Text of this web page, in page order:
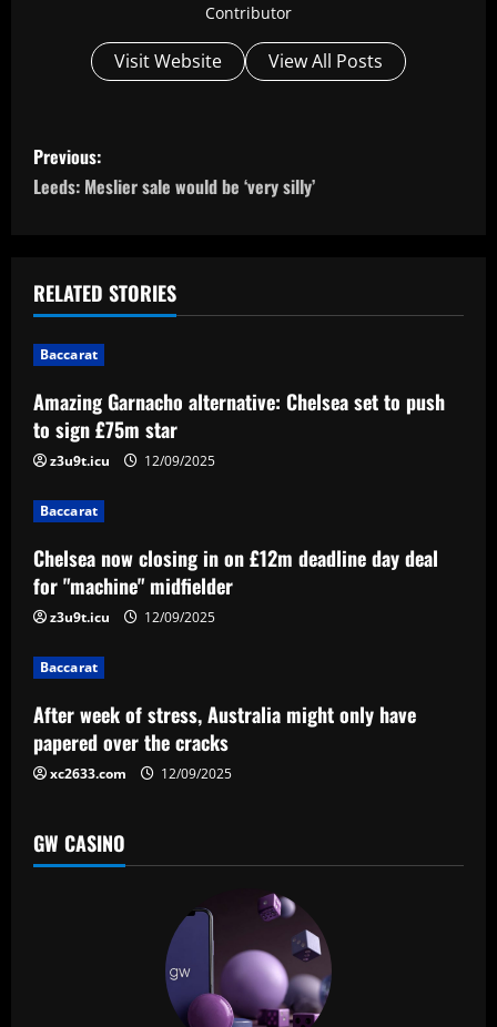
Contributor
Visit Website View All Posts
P
o
t
n
a
v
i
g
a
t
i
o
n
Previous:
Leeds: Meslier sale would be ‘very silly’
RELATED STORIES
Baccarat
Amazing Garnacho alternative: Chelsea set to push
to sign £75m star
z3u9t.icu 12/09/2025
Baccarat
Chelsea now closing in on £12m deadline day deal
for "machine" midfielder
z3u9t.icu 12/09/2025
Baccarat
After week of stress, Australia might only have
papered over the cracks
xc2633.com 12/09/2025
GW CASINO